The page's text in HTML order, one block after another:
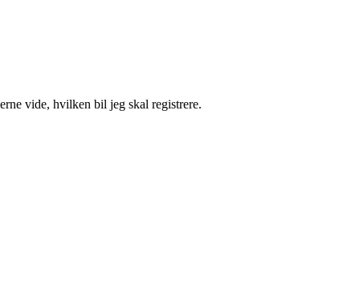
vide, hvilken bil jeg skal registrere.